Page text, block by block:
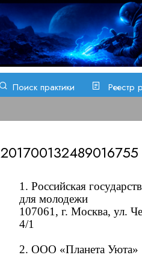
Поиск практики Реестр
201700132489016755
1. Российская
для молодежи
107061, г. Москва, ул.
4/1
2. ООО «Планета Уюта»